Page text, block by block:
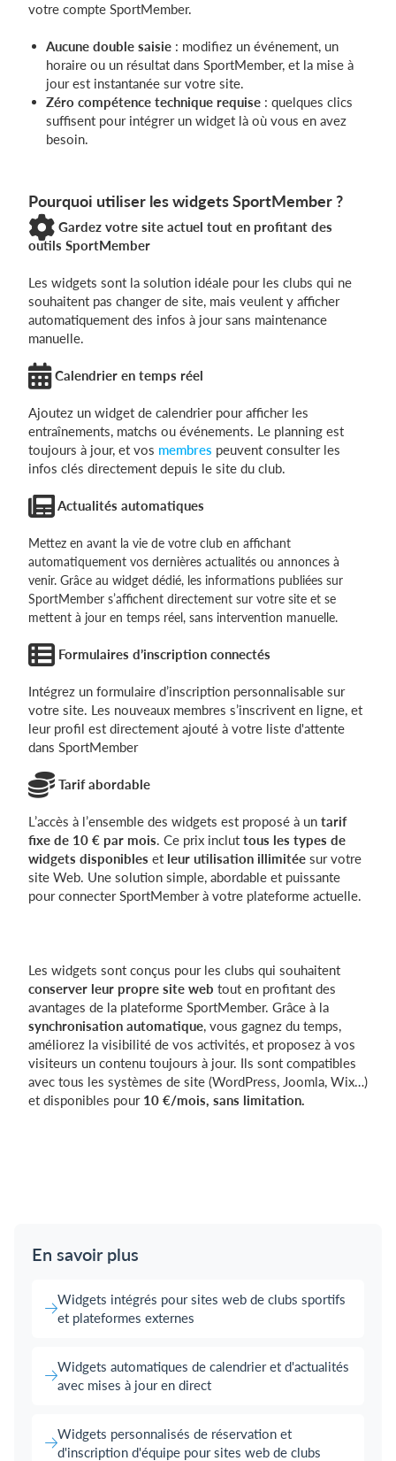
votre compte SportMember.
Aucune double saisie : modifiez un événement, un
horaire ou un résultat dans SportMember, et la mise à
jour est instantanée sur votre site.
Zéro compétence technique requise : quelques clics
suffisent pour intégrer un widget là où vous en avez
besoin.
Pourquoi utiliser les widgets SportMember ?
Gardez votre site actuel tout en profitant des
outils SportMember
Les widgets sont la solution idéale pour les clubs qui ne
souhaitent pas changer de site, mais veulent y afficher
automatiquement des infos à jour sans maintenance
manuelle.
Calendrier en temps réel
Ajoutez un widget de calendrier pour afficher les
entraînements, matchs ou événements. Le planning est
toujours à jour, et vos membres peuvent consulter les
infos clés directement depuis le site du club.
Actualités automatiques
Mettez en avant la vie de votre club en affichant
automatiquement vos dernières actualités ou annonces à
venir. Grâce au widget dédié, les informations publiées sur
SportMember s’affichent directement sur votre site et se
mettent à jour en temps réel, sans intervention manuelle.
Formulaires d’inscription connectés
Intégrez un formulaire d’inscription personnalisable sur
votre site. Les nouveaux membres s’inscrivent en ligne, et
leur profil est directement ajouté à votre liste d'attente
dans SportMember
Tarif abordable
L’accès à l’ensemble des widgets est proposé à un tarif
fixe de 10 € par mois. Ce prix inclut tous les types de
widgets disponibles et leur utilisation illimitée sur votre
site Web. Une solution simple, abordable et puissante
pour connecter SportMember à votre plateforme actuelle.
Les widgets sont conçus pour les clubs qui souhaitent
conserver leur propre site web tout en profitant des
avantages de la plateforme SportMember. Grâce à la
synchronisation automatique, vous gagnez du temps,
améliorez la visibilité de vos activités, et proposez à vos
visiteurs un contenu toujours à jour. Ils sont compatibles
avec tous les systèmes de site (WordPress, Joomla, Wix…)
et disponibles pour 10 €/mois, sans limitation.
En savoir plus
Widgets intégrés pour sites web de clubs sportifs
et plateformes externes
Widgets automatiques de calendrier et d'actualités
avec mises à jour en direct
Widgets personnalisés de réservation et
d'inscription d'équipe pour sites web de clubs